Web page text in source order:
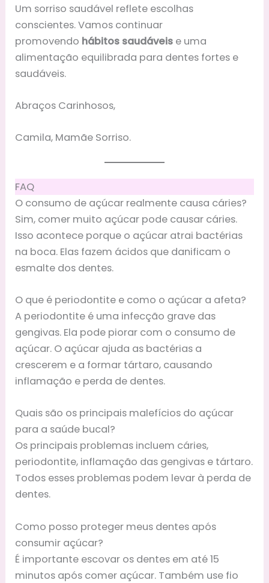
Um sorriso saudável reflete escolhas
conscientes. Vamos continuar
promovendo hábitos saudáveis e uma
alimentação equilibrada para dentes fortes e
saudáveis.
Abraços Carinhosos,
Camila, Mamãe Sorriso.
FAQ
O consumo de açúcar realmente causa cáries?
Sim, comer muito açúcar pode causar cáries.
Isso acontece porque o açúcar atrai bactérias
na boca. Elas fazem ácidos que danificam o
esmalte dos dentes.
O que é periodontite e como o açúcar a afeta?
A periodontite é uma infecção grave das
gengivas. Ela pode piorar com o consumo de
açúcar. O açúcar ajuda as bactérias a
crescerem e a formar tártaro, causando
inflamação e perda de dentes.
Quais são os principais malefícios do açúcar
para a saúde bucal?
Os principais problemas incluem cáries,
periodontite, inflamação das gengivas e tártaro.
Todos esses problemas podem levar à perda de
dentes.
Como posso proteger meus dentes após
consumir açúcar?
É importante escovar os dentes em até 15
minutos após comer açúcar. Também use fio